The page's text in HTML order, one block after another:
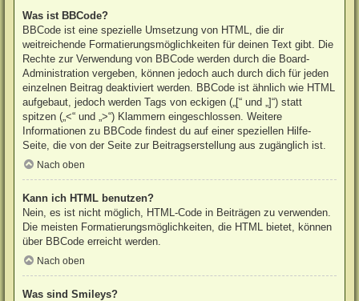
Was ist BBCode?
BBCode ist eine spezielle Umsetzung von HTML, die dir
weitreichende Formatierungsmöglichkeiten für deinen Text gibt. Die
Rechte zur Verwendung von BBCode werden durch die Board-
Administration vergeben, können jedoch auch durch dich für jeden
einzelnen Beitrag deaktiviert werden. BBCode ist ähnlich wie HTML
aufgebaut, jedoch werden Tags von eckigen („[“ und „]“) statt
spitzen („<“ und „>“) Klammern eingeschlossen. Weitere
Informationen zu BBCode findest du auf einer speziellen Hilfe-
Seite, die von der Seite zur Beitragserstellung aus zugänglich ist.
Nach oben
Kann ich HTML benutzen?
Nein, es ist nicht möglich, HTML-Code in Beiträgen zu verwenden.
Die meisten Formatierungsmöglichkeiten, die HTML bietet, können
über BBCode erreicht werden.
Nach oben
Was sind Smileys?